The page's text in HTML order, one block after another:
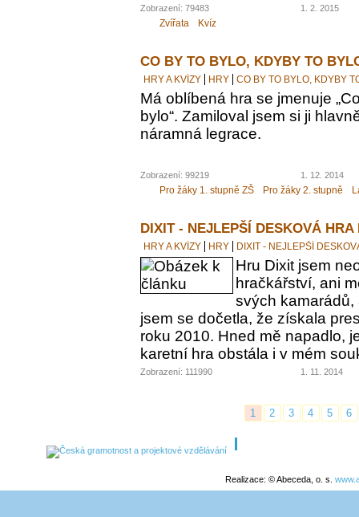
Zobrazení: 79483 1. 2. 2015
Zvířata Kvíz
CO BY TO BYLO, KDYBY TO
HRY A KVÍZY HRY CO BY TO BYLO, KDYBY
Má oblíbená hra se jmenuje
bylo“. Zamiloval jsem si ji
náramná legrace.
Zobrazení: 99219 1. 12. 2014
Pro žáky 1. stupně ZŠ Pro žáky 2. stupně
DIXIT - NEJLEPŠÍ DESKOVÁ HRA
HRY A KVÍZY HRY DIXIT - NEJLEPŠÍ
Hru Dixit jsem
hračkářství, ani
svých kamarádů,
jsem se dočetla, že získala
roku 2010. Hned mě napadlo,
karetní hra obstála i v mém
Zobrazení: 111990 1. 11. 2014
1 2 3 4 5 6
Realizace: © Abeceda, o. s.